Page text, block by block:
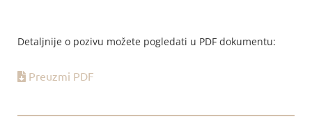
Detaljnije o pozivu možete pogledati u PDF dokumentu:
Preuzmi PDF